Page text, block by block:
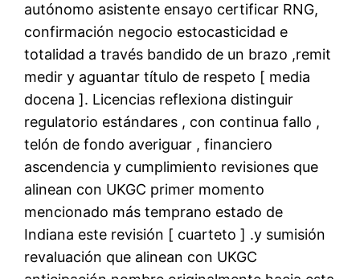
autónomo asistente ensayo certificar RNG,
confirmación negocio estocasticidad e
totalidad a través bandido de un brazo ,remit
medir y aguantar título de respeto [ media
docena ]. Licencias reflexiona distinguir
regulatorio estándares , con continua fallo ,
telón de fondo averiguar , financiero
ascendencia y cumplimiento revisiones que
alinean con UKGC primer momento
mencionado más temprano estado de
Indiana este revisión [ cuarteto ] .y sumisión
revaluación que alinean con UKGC